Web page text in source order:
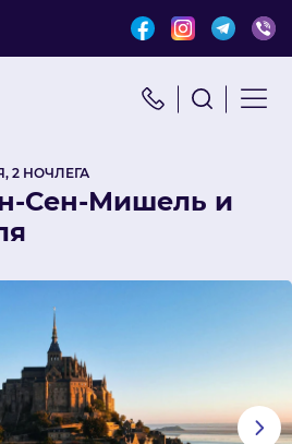
x
2 НОЧЛЕГА
Сен-Мишель и